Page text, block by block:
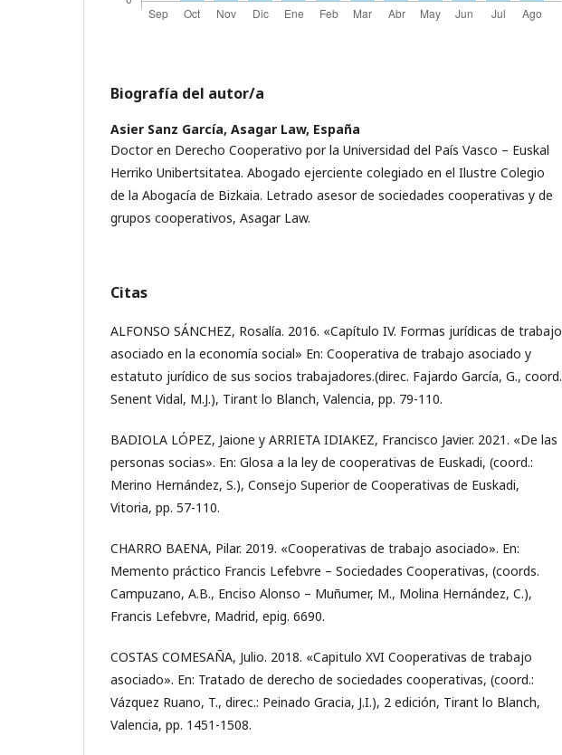
Biografía del autor/a
Asier Sanz García, Asagar Law, España
Doctor en Derecho Cooperativo por la Universidad del País Vasco – Euskal
Herriko Unibertsitatea. Abogado ejerciente colegiado en el Ilustre Colegio
de la Abogacía de Bizkaia. Letrado asesor de sociedades cooperativas y de
grupos cooperativos, Asagar Law.
Citas
ALFONSO SÁNCHEZ, Rosalía. 2016. «Capítulo IV. Formas jurídicas de trabajo
asociado en la economía social» En: Cooperativa de trabajo asociado y
estatuto jurídico de sus socios trabajadores.(direc. Fajardo García, G., coord.
Senent Vidal, M.J.), Tirant lo Blanch, Valencia, pp. 79-110.
BADIOLA LÓPEZ, Jaione y ARRIETA IDIAKEZ, Francisco Javier. 2021. «De las
personas socias». En: Glosa a la ley de cooperativas de Euskadi, (coord.:
Merino Hernández, S.), Consejo Superior de Cooperativas de Euskadi,
Vitoria, pp. 57-110.
CHARRO BAENA, Pilar. 2019. «Cooperativas de trabajo asociado». En:
Memento práctico Francis Lefebvre – Sociedades Cooperativas, (coords.
Campuzano, A.B., Enciso Alonso – Muñumer, M., Molina Hernández, C.),
Francis Lefebvre, Madrid, epig. 6690.
COSTAS COMESAÑA, Julio. 2018. «Capitulo XVI Cooperativas de trabajo
asociado». En: Tratado de derecho de sociedades cooperativas, (coord.:
Vázquez Ruano, T., direc.: Peinado Gracia, J.I.), 2 edición, Tirant lo Blanch,
Valencia, pp. 1451-1508.